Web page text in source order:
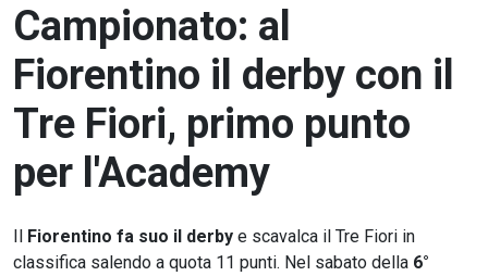
Campionato: al
Fiorentino il derby con il
Tre Fiori, primo punto
per l'Academy
Il Fiorentino fa suo il derby e scavalca il Tre Fiori in
classifica salendo a quota 11 punti. Nel sabato della 6°